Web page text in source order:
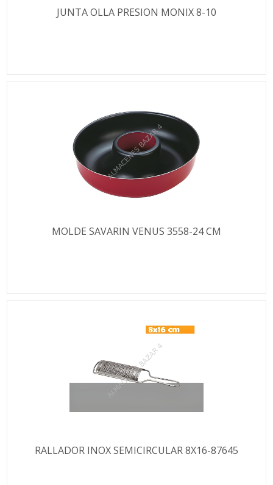
JUNTA OLLA PRESION MONIX 8-10
MOLDE SAVARIN VENUS 3558-24 CM
RALLADOR INOX SEMICIRCULAR 8X16-87645